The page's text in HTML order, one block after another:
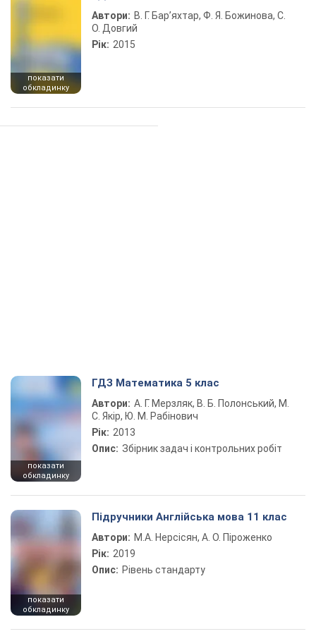
показати
обкладинку
Автори: В. Г. Бар’яхтар, Ф. Я. Божинова, С.
О. Довгий
Рік: 2015
показати
обкладинку
ГДЗ Математика 5 клас
Автори: А. Г. Мерзляк, В. Б. Полонський, М.
С. Якір, Ю. М. Рабінович
Рік: 2013
Опис: Збірник задач і контрольних робіт
показати
обкладинку
Підручники Англійська мова 11 клас
Автори: М.А. Нерсісян, А. О. Піроженко
Рік: 2019
Опис: Рівень стандарту